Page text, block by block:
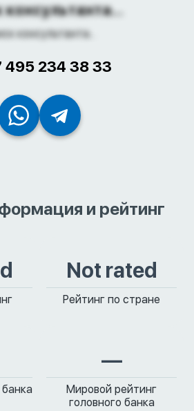
консультанта...
495 234 38 33
и рейтинг
Not rated
Рейтинг по стране
—
Мировой рейтинг
головного банка